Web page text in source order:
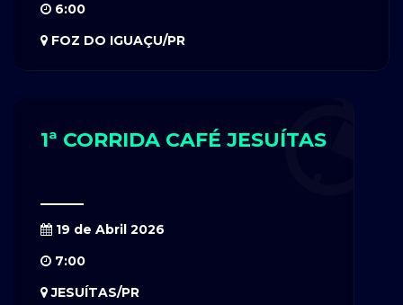
6:00
FOZ DO IGUAÇU/PR
1ª CORRIDA CAFÉ JESUÍTAS
19 de Abril 2026
7:00
JESUÍTAS/PR